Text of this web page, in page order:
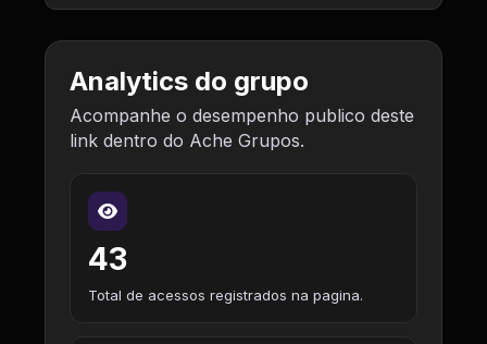
Analytics do grupo
Acompanhe o desempenho publico deste
link dentro do Ache Grupos.
43
Total de acessos registrados na pagina.